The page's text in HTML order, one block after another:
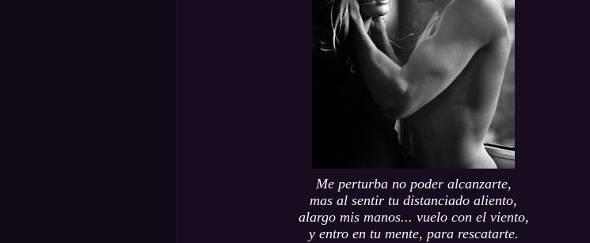
Me perturba no poder alcanzarte,
mas al sentir tu distanciado aliento,
alargo mis manos... vuelo con el viento,
y entro en tu mente, para rescatarte.